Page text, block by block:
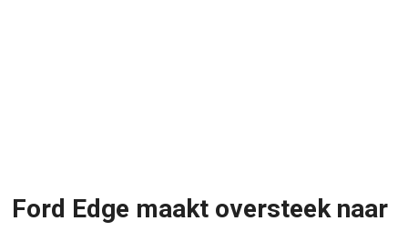
Ford Edge maakt oversteek naar